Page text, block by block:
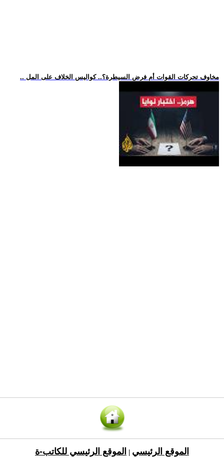
.. مخاوف تحركات القوات أم فرض السيطرة؟.. كواليس الخلاف على المل
الموقع الرئيسي الموقع الرئيسي للكاتب-ة